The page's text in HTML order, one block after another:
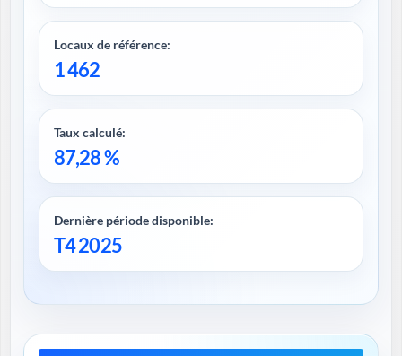
Locaux de référence:
1 462
Taux calculé:
87,28 %
Dernière période disponible:
T4 2025